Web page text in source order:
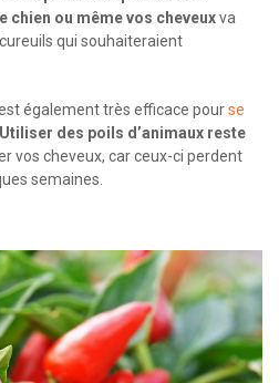
chien ou même vos cheveuxva
qui souhaiteraient
également très efficace pourse
Utiliser des poils d’animaux reste
vos cheveux, car ceux-ci perdent
semaines.